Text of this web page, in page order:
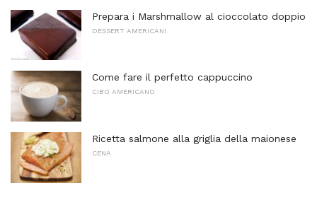
Prepara i Marshmallow al cioccolato doppio
DESSERT AMERICANI
Come fare il perfetto cappuccino
CIBO AMERICANO
Ricetta salmone alla griglia della maionese
CENA